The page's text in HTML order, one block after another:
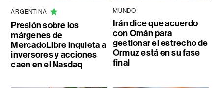
ARGENTINA
Presión sobre los
márgenes de
MercadoLibre inquieta a
inversores y acciones
caen en el Nasdaq
MUNDO
Irán dice que acuerdo
con Omán para
gestionar el estrecho de
Ormuz está en su fase
final